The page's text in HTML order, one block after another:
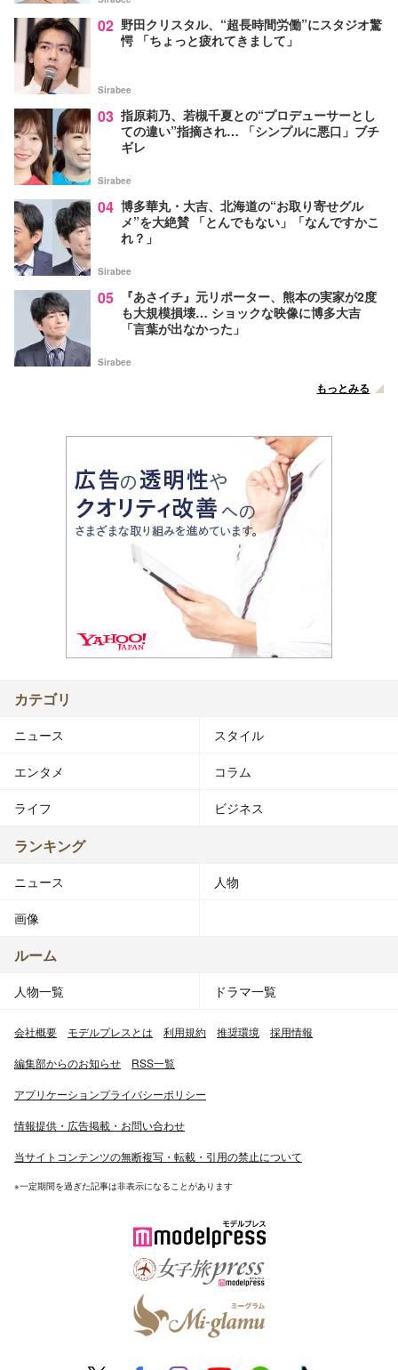
02 野田クリスタル、“超長時間労働”にスタジオ驚
愕 「ちょっと疲れてきまして」
Sirabee
03 指原莉乃、若槻千夏との“プロデューサーとし
ての違い”指摘され… 「シンプルに悪口」ブチ
ギレ
Sirabee
04 博多華丸・大吉、北海道の“お取り寄せグル
メ”を大絶賛 「とんでもない」「なんですかこ
れ？」
Sirabee
05
『あさイチ』元リポーター、熊本の実家が2度
も大規模損壊… ショックな映像に博多大吉
「言葉が出なかった」
Sirabee
もっとみる
カテゴリ
ニュース スタイル
エンタメ コラム
ライフ ビジネス
ランキング
ニュース 人物
画像
ルーム
人物一覧 ドラマ一覧
会社概要 モデルプレスとは 利用規約 推奨環境 採用情報
編集部からのお知らせ RSS一覧
アプリケーションプライバシーポリシー
情報提供・広告掲載・お問い合わせ
当サイトコンテンツの無断複写・転載・引用の禁止について
※一定期間を過ぎた記事は非表示になることがあります